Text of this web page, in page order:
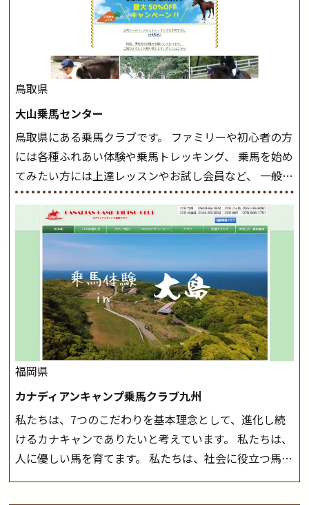
ながら 軽速歩・正反撞(せいはんどう)を学びます。 安定
した手綱操作と軽速歩・正反撞ができるようになれば
駈歩(かけあし)練習に入ります。 ホップクラス スタート
クラスで常歩(なみあし)や 速歩、駈歩の初歩をマスター
したら、 次は部班にて駈歩を含めた誘導練習を行いま
しょう。 ステップクラス ホップクラスまでに練習した
の扶助操作や誘導方法を身につけましょう。 注意事項
◆馬場使用状況により、使用する馬場はこちらで決定い
たしますのでご了承ください ◆基本は雨天決行です
が、落雷・強風等のより、安全上急遽中止させていただ
く場合がございます。 ◆三木ホースランドパークの協議
会や講習会等により、一部レッスンが中止になる場合が
ございます。 その際、ご予約いただいている皆様には事
前にご連絡いたします。MIKIホーストレックのツアー
はこちら
鳥取県
大山乗馬センター
鳥取県にある乗馬クラブです。 ファミリーや初心者の方
には各種ふれあい体験や乗馬トレッキング、 乗馬を始め
てみたい方には上達レッスンやお試し会員など、 一般の
方に幅広くお楽しみいただける施設を目指しています。
また、お手軽（低価格）に会員になったり自分の馬を持
つことのできる乗馬クラブでもあり、 健康や趣味、スポ
ーツ競技として、老若男女様々な方が、日々乗馬をお楽
しみいただいています。 なお、ゴールデンウィークと夏
休み期間中は無休で営業していますので、ぜひご家族で
お越しください！大山乗馬センターの紹介記事はこち
福岡県
カナディアンキャンプ乗馬クラブ九州
私たちは、7つのこだわりを基本理念として、進化し続
けるカナキャンでありたいと考えています。 私たちは、
人に優しい馬を育てます。 私たちは、社会に役立つ馬を
生産します。 私たちは、馬や人々に癒しとなる環境を守